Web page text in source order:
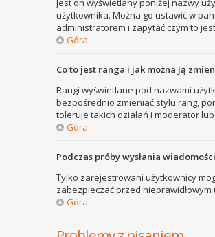
Jest on wyświetlany poniżej nazwy
użytkownika. Można go ustawić w
administratorem i zapytać czym to
Góra
Co to jest ranga i jak można ją
Rangi wyświetlane pod nazwami
bezpośrednio zmieniać stylu rang,
toleruje takich działań i moderator
Góra
Podczas próby wysłania
Tylko zarejestrowani użytkownicy
zabezpieczać przed
Góra